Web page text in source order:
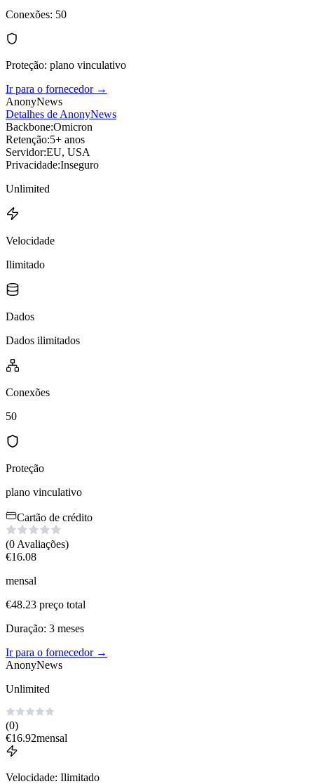
Conexões: 50
Proteção: plano vinculativo
Ir para o fornecedor→
AnonyNews
Detalhes de AnonyNews
Backbone:Omicron
Retenção:5+ anos
Servidor:EU, USA
Privacidade:Inseguro
Unlimited
Velocidade
Ilimitado
Dados
Dados ilimitados
Conexões
50
Proteção
plano vinculativo
Cartão de crédito
(0 Avaliações)
€16.08
mensal
€48.23 preço total
Duração: 3 meses
Ir para o fornecedor→
AnonyNews
Unlimited
(0)
€16.92mensal
Velocidade: Ilimitado